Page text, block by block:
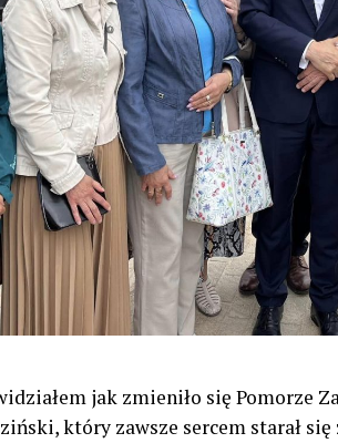
jak zmieniło się Pomorze
który zawsze sercem starał